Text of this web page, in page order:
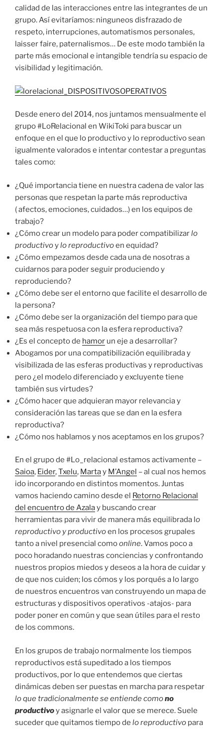
calidad de las interacciones entre las integrantes de un
grupo. Así evitaríamos: ninguneos disfrazado de
respeto, interrupciones, automatismos personales,
laisser faire, paternalismos… De este modo también la
parte más emocional e intangible tendría su espacio de
visibilidad y legitimación.
Desde enero del 2014, nos juntamos mensualmente el
grupo #LoRelacional en WikiToki para buscar un
enfoque en el que lo productivo y lo reproductivo sean
igualmente valorados e intentar contestar a preguntas
tales como:
¿Qué importancia tiene en nuestra cadena de valor las
personas que respetan la parte más reproductiva
( afectos, emociones, cuidados…) en los equipos de
trabajo?
¿Cómo crear un modelo para poder compatibilizarlo
productivoylo reproductivoen equidad?
¿Cómo empezamos desde cada una de nosotras a
cuidarnos para poder seguir produciendo y
reproduciendo?
¿Cómo debe ser el entorno que facilite el desarrollo de
la persona?
¿Cómo debe ser la organización del tiempo para que
sea más respetuosa con la esfera reproductiva?
¿Es el concepto de hamor un eje a desarrollar?
Abogamos por una compatibilización equilibrada y
visibilizada de las esferas productivas y reproductivas
pero ¿el modelo diferenciado y excluyente tiene
también sus virtudes?
¿Cómo hacer que adquieran mayor relevancia y
consideración las tareas que se dan en la esfera
reproductiva?
¿Cómo nos hablamos y nos aceptamos en los grupos?
En el grupo de #Lo_relacional estamos activamente –
Saioa, Eider,Txelu, Martay M’Angel – al cual nos hemos
ido incorporando en distintos momentos. Juntas
vamos haciendo camino desde el Retorno Relacional
del encuentro de Azalay buscando crear
herramientas para vivir de manera más equilibrada lo
reproductivo y productivoen los procesos grupales
tanto a nivel presencial comoonline. Vamos poco a
poco horadando nuestras conciencias y confrontando
nuestros propios miedos y deseos a la hora de cuidar y
de que nos cuiden; los cómos y los porqués a lo largo
de nuestros encuentros van construyendo un mapa de
estructuras y dispositivos operativos -atajos- para
poder poner en común y que sean útiles para el resto
de los commons.
En los grupos de trabajo normalmente los tiempos
reproductivos está supeditado a los tiempos
productivos, por lo que entendemos que ciertas
dinámicas deben ser puestas en marcha para respetar
lo que tradicionalmente se entiende comono
productivoy asignarle el valor que se merece. Suele
suceder que quitamos tiempo de lo reproductivo para